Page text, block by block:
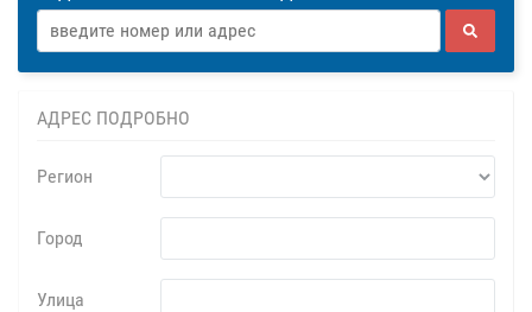
АДРЕС ПОДРОБНО
Регион
Город
Улица